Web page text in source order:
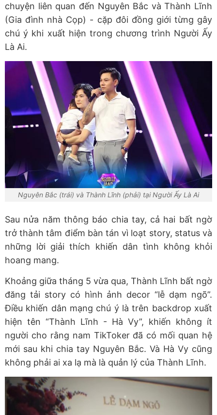
chuyện liên quan đến Nguyên Bắc và Thành Lĩnh
(Gia đình nhà Cọp) - cặp đôi đồng giới từng gây
chú ý khi xuất hiện trong chương trình Người Ấy
Là Ai.
Nguyên Bắc (trái) và Thành Lĩnh (phải) tại Người Ấy Là Ai
Sau nửa năm thông báo chia tay, cả hai bất ngờ
trở thành tâm điểm bàn tán vì loạt story, status và
những lời giải thích khiến dân tình không khỏi
hoang mang.
Khoảng giữa tháng 5 vừa qua, Thành Lĩnh bất ngờ
đăng tải story có hình ảnh decor “lễ dạm ngõ”.
Điều khiến dân mạng chú ý là trên backdrop xuất
hiện tên “Thành Lĩnh - Hà Vy”, khiến không ít
người cho rằng nam TikToker đã có mối quan hệ
mới sau khi chia tay Nguyên Bắc. Và Hà Vy cũng
không phải ai xa lạ mà là quản lý của Thành Lĩnh.